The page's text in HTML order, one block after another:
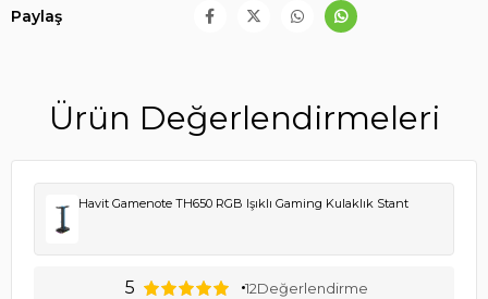
Paylaş
Ürün Değerlendirmeleri
Havit Gamenote TH650 RGB Işıklı Gaming Kulaklık Stant
5 12Değerlendirme